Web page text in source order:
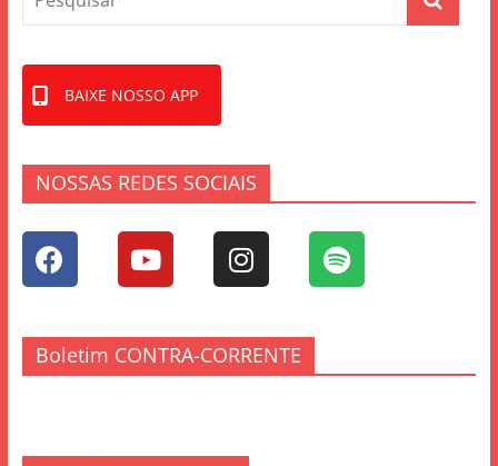
BAIXE NOSSO APP
NOSSAS REDES SOCIAIS
Boletim CONTRA-CORRENTE